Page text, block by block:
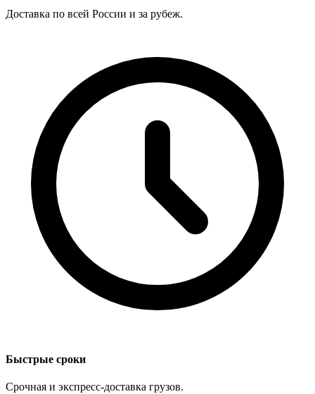
Доставка по всей России и за рубеж.
Быстрые сроки
Срочная и экспресс-доставка грузов.